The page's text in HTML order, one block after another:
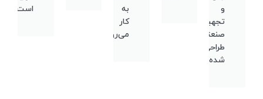
و
تجهیزات
صنعتی
طراحی
شده‌اند.
به
کار
می‌روند.
است.